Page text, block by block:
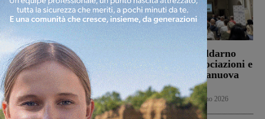
Slittano dal 5 al 6 agosto
i gironi di serie D
Senza categoria 4 Agosto 2026
BCC Banca Valdarno
incontra le Associazioni e
gli Enti di Terranuova
Bracciolini
In vetrina 23 Giugno 2026